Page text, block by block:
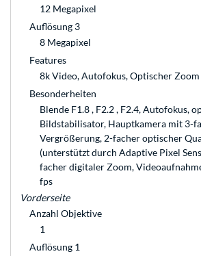
12 Megapixel
Auflösung 3
8 Megapixel
Features
8k Video, Autofokus, Optischer Zoom
Besonderheiten
Blende F1.8 , F2.2 , F2.4, Autofokus,
Bildstabilisator, Hauptkamera mit 3-
Vergrößerung, 2-facher optischer
(unterstützt durch Adaptive Pixel
facher digitaler Zoom,
fps
Vorderseite
Anzahl Objektive
1
Auflösung 1